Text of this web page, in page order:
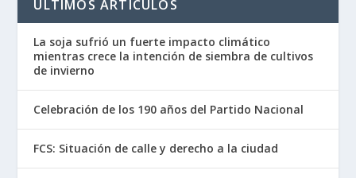
ÚLTIMOS ARTÍCULOS
La soja sufrió un fuerte impacto climático
mientras crece la intención de siembra de cultivos
de invierno
Celebración de los 190 años del Partido Nacional
FCS: Situación de calle y derecho a la ciudad